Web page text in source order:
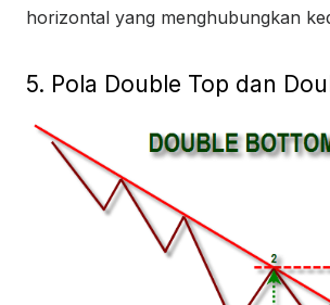
horizontal yang menghubungkan
5. Pola Double Top dan